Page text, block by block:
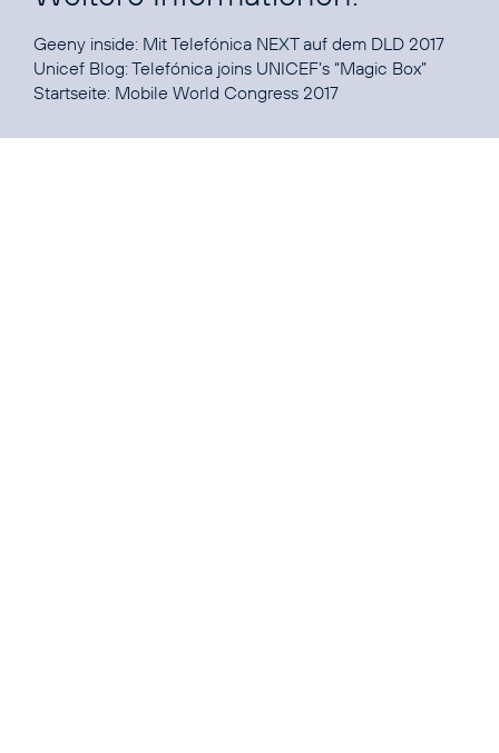
Geeny inside: Mit Telefónica NEXT auf dem DLD 2017
Unicef Blog:Telefónica joins UNICEF’s “Magic Box”
Startseite: Mobile World Congress 2017